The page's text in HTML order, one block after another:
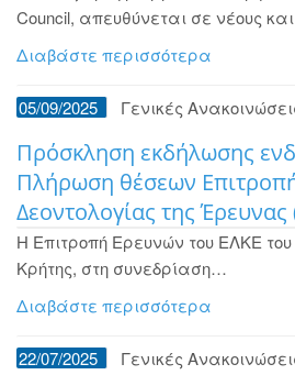
Council, απευθύνεται σε νέους
Διαβάστε περισσότερα
05/09/2025 Γενικές
Πρόσκληση εκδήλωσης
Πλήρωση θέσεων
Δεοντολογίας της
H Επιτροπή Ερευνών του ΕΛΚΕ του
Κρήτης, στη συνεδρίαση…
Διαβάστε περισσότερα
22/07/2025 Γενικές